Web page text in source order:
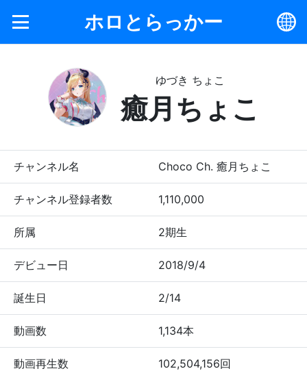
ホロとらっかー
ゆづき ちょこ
癒月ちょこ
チャンネル名 Choco Ch. 癒月ちょこ
チャンネル登録者数 1,110,000
所属 2期生
デビュー日 2018/9/4
誕生日 2/14
動画数 1,134本
動画再生数 102,504,156回